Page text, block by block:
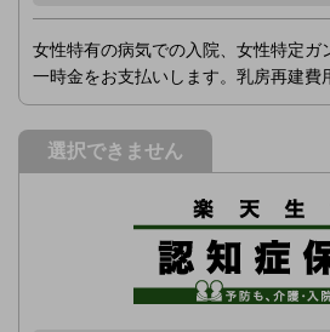
女性特有の病気での入院、女性特定ガ
一時金をお支払いします。乳房再建費
選択できません